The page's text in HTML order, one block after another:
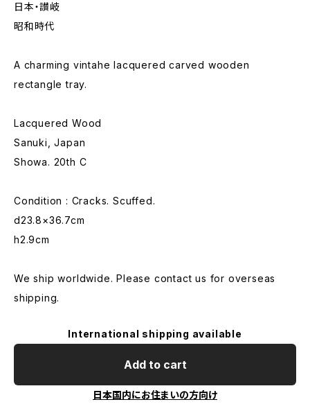
日本・讃岐
昭和時代
A charming vintahe lacquered carved wooden
rectangle tray.
Lacquered Wood
Sanuki, Japan
Showa. 20th C
Condition : Cracks. Scuffed.
d23.8×36.7cm
h2.9cm
We ship worldwide. Please contact us for overseas
shipping.
International shipping available
Add to cart
日本国内にお住まいの方向け